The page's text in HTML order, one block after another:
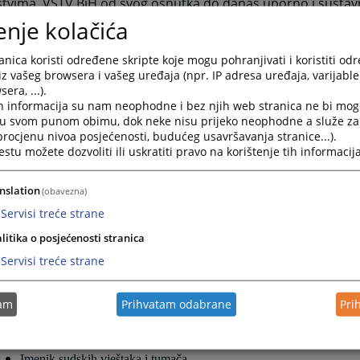
i unaprjeđenju pravosudnog informacijskog sustava, čime
primjena informacijskih tehnologija u svakodnevnom
širom Bosne i Hercegovine.
u pravosuđu prvenstveno je motiviran
i osiguranjem jednakog pristupa pravdi za sve
osiguravanja pravovremenih i adekvatnih informacija
VSTV BiH je 2007. godine pokrenuo proces razvoja
Bosne i Hercegovine. Kako bi portal pravosuđa i web-
institucija približili i prilagodili potrebama građana i
proteklih godina razvijen je niz funkcionalnosti
Interaktivna mapa o radu sudova u BiH
"E-sud" - Mobilna aplikacija za pristup sudskim predmetima
Raspored suđenja
Kalkulator sudskih pristojbi
Kalkulator troškova sudskih postupaka
kolačića
koristi određene skripte koje mogu pohranjivati i koristiti
vašeg browsera i vašeg uređaja (npr. IP adresa uređaja,
...).
informacija su nam neophodne i bez njih web stranica ne bi
svom punom obimu, dok neke nisu prijeko neophodne a služe
nivoa posjećenosti, budućeg usavršavanja stranice...).
možete dozvoliti ili uskratiti pravo na korištenje tih
(obavezna)
Servisi treće strane
o posjećenosti stranica
Servisi treće strane
Prihvatam odabrane